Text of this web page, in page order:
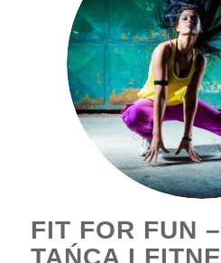
FIT FOR FUN
TAŃCA I